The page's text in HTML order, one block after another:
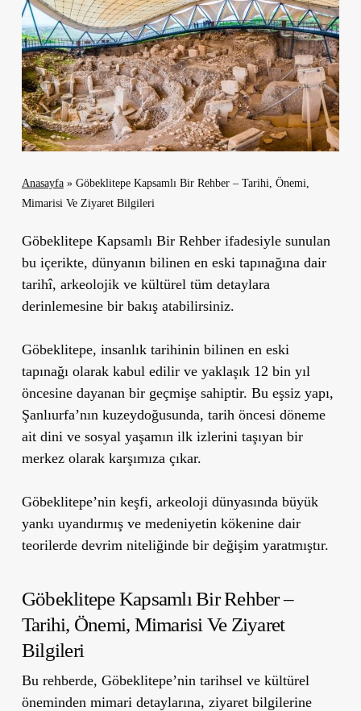
Anasayfa» Göbeklitepe Kapsamlı Bir Rehber – Tarihi, Önemi,
Mimarisi Ve Ziyaret Bilgileri
Göbeklitepe Kapsamlı Bir Rehber ifadesiyle sunulan
bu içerikte, dünyanın bilinen en eski tapınağına dair
tarihî, arkeolojik ve kültürel tüm detaylara
derinlemesine bir bakış atabilirsiniz.
Göbeklitepe, insanlık tarihinin bilinen en eski
tapınağı olarak kabul edilir ve yaklaşık 12 bin yıl
öncesine dayanan bir geçmişe sahiptir. Bu eşsiz yapı,
Şanlıurfa’nın kuzeydoğusunda, tarih öncesi döneme
ait dini ve sosyal yaşamın ilk izlerini taşıyan bir
merkez olarak karşımıza çıkar.
Göbeklitepe’nin keşfi, arkeoloji dünyasında büyük
yankı uyandırmış ve medeniyetin kökenine dair
teorilerde devrim niteliğinde bir değişim yaratmıştır.
Göbeklitepe Kapsamlı Bir Rehber –
Tarihi, Önemi, Mimarisi Ve Ziyaret
Bilgileri
Bu rehberde, Göbeklitepe’nin tarihsel ve kültürel
öneminden mimari detaylarına, ziyaret bilgilerine